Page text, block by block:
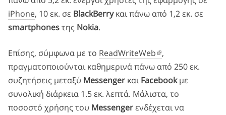
iPhone, 10 εκ. σε BlackBerryκαι πάνω από 1,2 εκ. σε
smartphonesτης Nokia.
Επίσης, σύμφωνα με το ReadWriteWeb
,
πραγματοποιούνται καθημερινά πάνω από 250 εκ.
συζητήσεις μεταξύ Messenger καιFacebookμε
συνολική διάρκεια 1.5 εκ. λεπτά. Μάλιστα, το
ποσοστό χρήσης του Messengerενδέχεται να